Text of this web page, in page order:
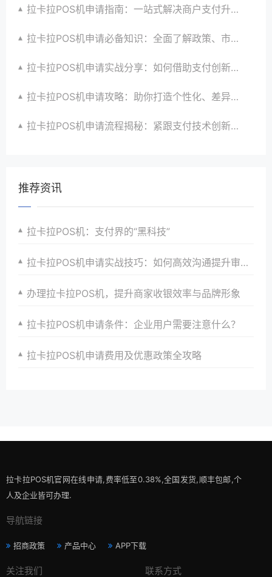
拉卡拉POS机申请指南：一站式解决商户支付升级、智能化与创新需求
拉卡拉POS机申请必备知识：全面了解政策、市场、技术与创新趋势
拉卡拉POS机申请实战分享：如何借助支付创新技术提升商户运营效益与效率
拉卡拉POS机申请攻略：助你打造个性化、差异化支付体验以提升竞争力
拉卡拉POS机申请流程揭秘：紧跟支付技术创新步伐，抢占市场先机
推荐资讯
拉卡拉POS机：支付界的“黑科技”
拉卡拉POS机申请实战技巧：如何高效沟通提升审核通过率
办理拉卡拉POS机，提升商家收银效率与品牌形象
拉卡拉POS机申请条件：企业用户需要注意什么？
拉卡拉POS机申请费用及优惠政策全攻略
拉卡拉POS机官网在线申请,费率低至0.38%,全国发货,顺丰包邮,个
人及企业皆可办理.
导航链接
招商政策 产品中心 APP下载
关注我们 联系方式